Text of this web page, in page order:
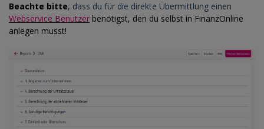
Beachte bitte, dass du für die direkte Übermittlung einen
Webservice Benutzer benötigst, den du selbst in FinanzOnline
anlegen musst!